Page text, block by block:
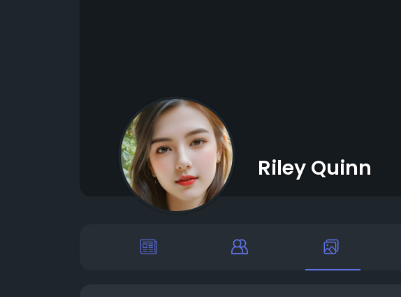
Riley Quinn